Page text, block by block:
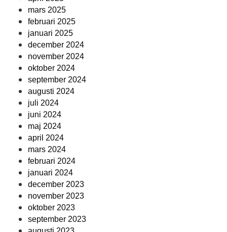
mars 2025
februari 2025
januari 2025
december 2024
november 2024
oktober 2024
september 2024
augusti 2024
juli 2024
juni 2024
maj 2024
april 2024
mars 2024
februari 2024
januari 2024
december 2023
november 2023
oktober 2023
september 2023